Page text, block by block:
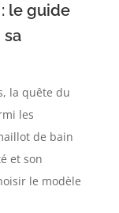
le guide
la quête du
les
de bain
et son
le modèle